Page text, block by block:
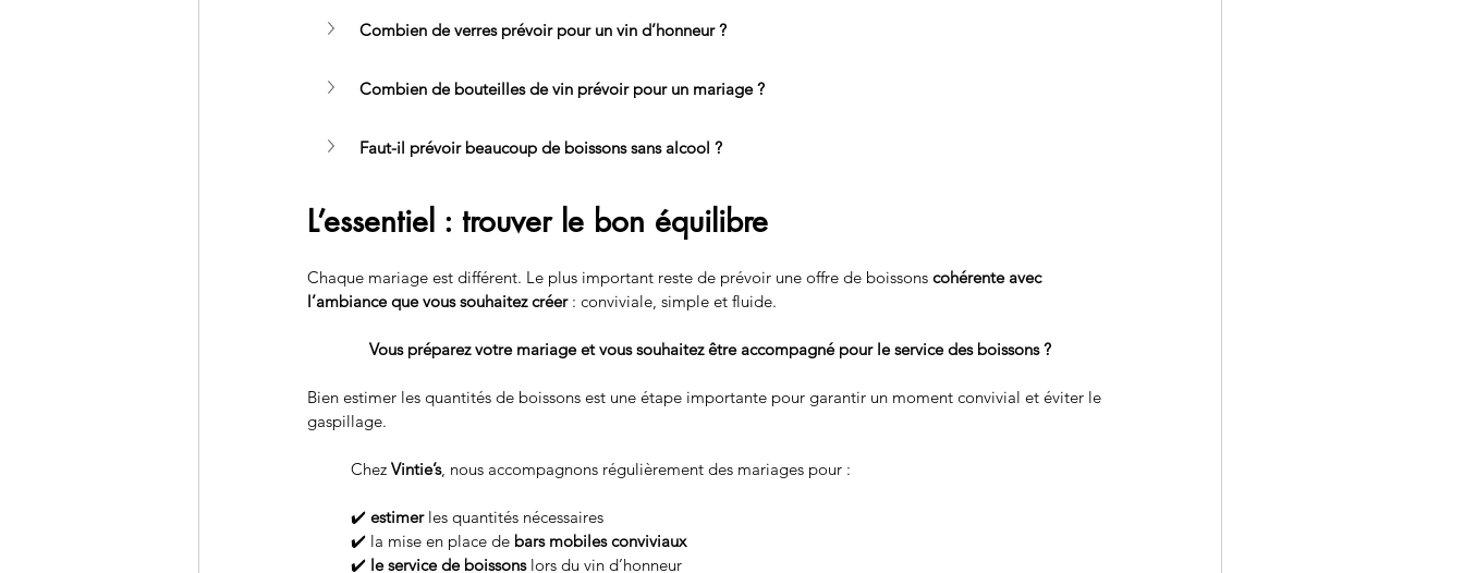
Combien de verres prévoir pour un vin d’honneur ?
Combien de bouteilles de vin prévoir pour un mariage ?
Faut-il prévoir beaucoup de boissons sans alcool ?
L’essentiel : trouver le bon équilibre
Chaque mariage est différent. Le plus important reste de prévoir une offre de boissons cohérente avec
l’ambiance que vous souhaitez créer : conviviale, simple et fluide.
Vous préparez votre mariage et vous souhaitez être accompagné pour le service des boissons ?
Bien estimer les quantités de boissons est une étape importante pour garantir un moment convivial et éviter le
gaspillage.
Chez Vintie’s, nous accompagnons régulièrement des mariages pour :
✔️ estimer les quantités nécessaires
✔️ la mise en place de bars mobiles conviviaux
✔️ le service de boissons lors du vin d’honneur